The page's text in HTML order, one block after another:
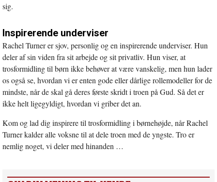
sig.
Inspirerende underviser
Rachel Turner er sjov, personlig og en inspirerende underviser. Hun
deler af sin viden fra sit arbejde og sit privatliv. Hun viser, at
trosformidling til børn ikke behøver at være vanskelig, men hun lader
os også se, hvordan vi er enten gode eller dårlige rollemodeller for de
mindste, når de skal gå deres første skridt i troen på Gud. Så det er
ikke helt ligegyldigt, hvordan vi griber det an.
Kom og lad dig inspirere til trosformidling i børnehøjde, når Rachel
Turner kalder alle voksne til at dele troen med de yngste. Tro er
nemlig noget, vi deler med hinanden …